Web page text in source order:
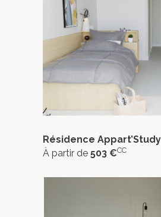
Résidence
À partir de 503 €CC